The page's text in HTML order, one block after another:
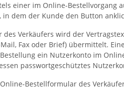
einer im Online-Bestellvorgang
dem der Kunde den Button
Verkäufers wird der
Fax oder Brief) übermittelt.
ein Nutzerkonto im
passwortgeschütztes
Bestellformular des